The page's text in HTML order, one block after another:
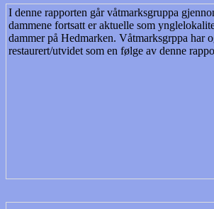
I denne rapporten går våtmarksgruppa
dammene fortsatt er aktuelle som
dammer på Hedmarken. Våtmarksgrppa har
restaurert/utvidet som en følge av denne